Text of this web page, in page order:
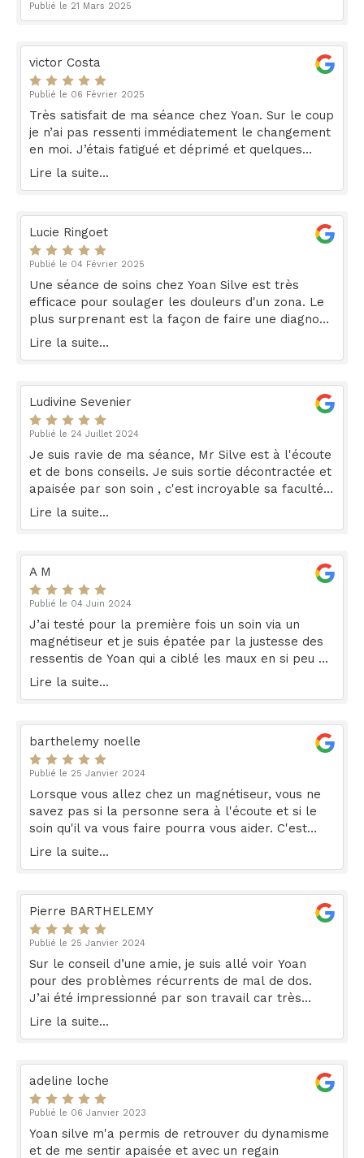
Publié le 21 Mars 2025
victor Costa
Publié le 06 Février 2025
Très satisfait de ma séance chez Yoan. Sur le coup
je n’ai pas ressenti immédiatement le changement
en moi. J’étais fatigué et déprimé et quelques
heures après ma séance chez lui, je me suis senti
ma tête est lavé de toute mauvaise pensée. Je le
recommande.
Lire la suite...
Lucie Ringoet
Publié le 04 Février 2025
Une séance de soins chez Yoan Silve est très
efficace pour soulager les douleurs d'un zona. Le
plus surprenant est la façon de faire une diagnose
du mal-être ou du bien-être (je reste positive) et le
conseils pour améliorer mon bien-être.
Lire la suite...
Ludivine Sevenier
Publié le 24 Juillet 2024
Je suis ravie de ma séance, Mr Silve est à l'écoute
et de bons conseils. Je suis sortie décontractée et
apaisée par son soin , c'est incroyable sa faculté à
trouver les faiblesses dont notre corps souffre. Je
Lire la suite...
A M
Publié le 04 Juin 2024
J’ai testé pour la première fois un soin via un
magnétiseur et je suis épatée par la justesse des
ressentis de Yoan qui a ciblé les maux en si peu de
temps .. j’ai constaté un mieux être à la sortie de
Lire la suite...
barthelemy noelle
Publié le 25 Janvier 2024
Lorsque vous allez chez un magnétiseur, vous ne
savez pas si la personne sera à l'écoute et si le
soin qu'il va vous faire pourra vous aider. C'est
donc avec un petit doute et beaucoup d'espoir que
mes appréhensions se sont envolées. Yoan est
très professionnel, calme et bienveillant. Il vous
permet de vous détendre et d'être en totale
confiance. Les soins sont pratiqués avec une
grande maitrise et un immense respect.
L'efficacité et les bienfaits sont également au
rendez-vous. Le soulagement apporté est
impressionnant, mon quotidien est transformé.
Lire la suite...
Pierre BARTHELEMY
Publié le 25 Janvier 2024
Sur le conseil d’une amie, je suis allé voir Yoan
pour des problèmes récurrents de mal de dos.
J’ai été impressionné par son travail car très
rapidement j’ai ressenti une amélioration. Merci
quotidien dans la durée.
Lire la suite...
adeline loche
Publié le 06 Janvier 2023
Yoan silve m'a permis de retrouver du dynamisme
et de me sentir apaisée et avec un regain